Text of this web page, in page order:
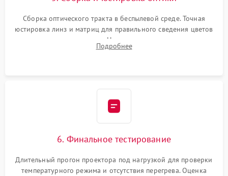
Сборка оптического тракта в беспылевой среде. Точная
юстировка линз и матриц для правильного сведения цветов
и устранения размытия. Надежное подключение всех
шлейфов, установка датчиков и закрытие корпуса
Подробнее
6. Финальное тестирование
Длительный прогон проектора под нагрузкой для проверки
температурного режима и отсутствия перегрева. Оценка